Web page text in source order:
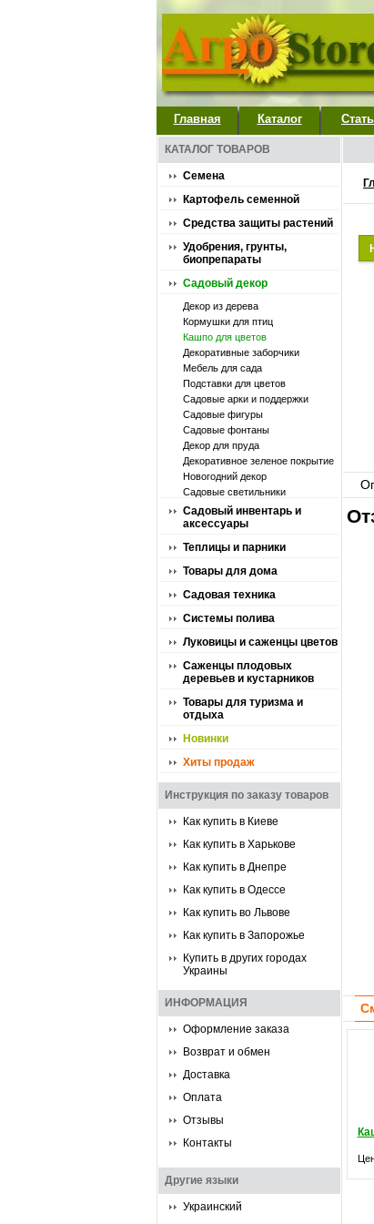
Главная Каталог
КАТАЛОГ ТОВАРОВ
Семена
Картофель семенной
Средства защиты растений
Удобрения, грунты,
биопрепараты
Садовый декор
Декор из дерева
Кормушки для птиц
Кашпо для цветов
Декоративные заборчики
Мебель для сада
Подставки для цветов
Садовые арки и поддержки
Садовые фигуры
Садовые фонтаны
Декор для пруда
Декоративное зеленое покрытие
Новогодний декор
Садовые светильники
Садовый инвентарь и
аксессуары
Теплицы и парники
Товары для дома
Садовая техника
Системы полива
Луковицы и саженцы цветов
Саженцы плодовых
деревьев и кустарников
Товары для туризма и
отдыха
Новинки
Хиты продаж
Инструкция по заказу товаров
Как купить в Киеве
Как купить в Харькове
Как купить в Днепре
Как купить в Одессе
Как купить во Львове
Как купить в Запорожье
Купить в других городах
Украины
ИНФОРМАЦИЯ
Оформление заказа
Возврат и обмен
Доставка
Оплата
Отзывы
Контакты
Другие языки
Украинский